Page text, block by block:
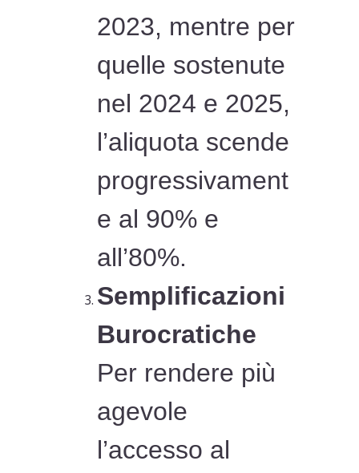
2023, mentre per
quelle sostenute
nel 2024 e 2025,
l’aliquota scende
progressivament
e al 90% e
all’80%.
Semplificazioni
Burocratiche
Per rendere più
agevole
l’accesso al